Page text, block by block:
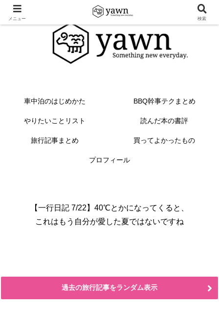
車中泊のはじめかた BBQ幹事テクまとめ
やりたいことリスト 読んだ本の書評
旅行記事まとめ 買ってよかったもの
プロフィール
【一行日記 7/22】40℃とかになってくると、
これはもう自分が愛した夏ではないですね
過去の旅行記事をランダム表示
メニュー 検索